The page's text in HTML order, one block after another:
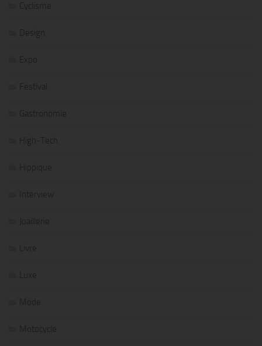
Cyclisme
Design
Expo
Festival
Gastronomie
High-Tech
Hippique
Interview
Joaillerie
Livre
Luxe
Mode
Motocycle